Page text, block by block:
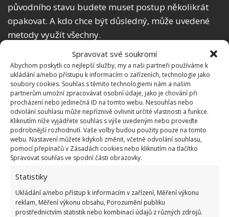
Spravovat své soukromí
Abychom poskytli co nejlepší služby, my a naši partneři používáme k
ukládání a/nebo přístupu k informacím o zařízeních, technologie jako
soubory cookies. Souhlas s těmito technologiemi nám a našim
partnerům umožní zpracovávat osobní údaje, jako je chování při
procházení nebo jedinečná ID na tomto webu. Nesouhlas nebo
odvolání souhlasu může nepříznivě ovlivnit určité vlastnosti a funkce.
Kliknutím níže vyjádřete souhlas s výše uvedeným nebo proveďte
podrobnější rozhodnutí. Vaše volby budou použity pouze na tomto
webu. Nastavení můžete kdykoli změnit, včetně odvolání souhlasu,
pomocí přepínačů v Zásadách cookies nebo kliknutím na tlačítko
Spravovat souhlas ve spodní části obrazovky.
Statistiky
Ukládání a/nebo přístup k informacím v zařízení, Měření výkonu
reklam, Měření výkonu obsahu, Porozumění publiku
prostřednictvím statistik nebo kombinací údajů z různých zdrojů.
původního stavu budete muset postup několikrát
opakovat. A kdo chce být důsledný, může uvedené
metody využít všechny.
K čištění všeho možného je lepší používat domácí
prostředky. Většinu ingrediencí, které k výrobě
takového čisticího přípravku použijete, máte ve spíži
a používají se zpravidla v kuchyni.Jedná se o ocet,
kyselinu citronovou nebo přímo citron, jedlou
sodu. Někdo dokonce používá peroxid vodíku, jak
uvádí webMarthaStewart. Zkuste si uvědomit,
kolik chemikálií k čištění a úklidu domácnosti